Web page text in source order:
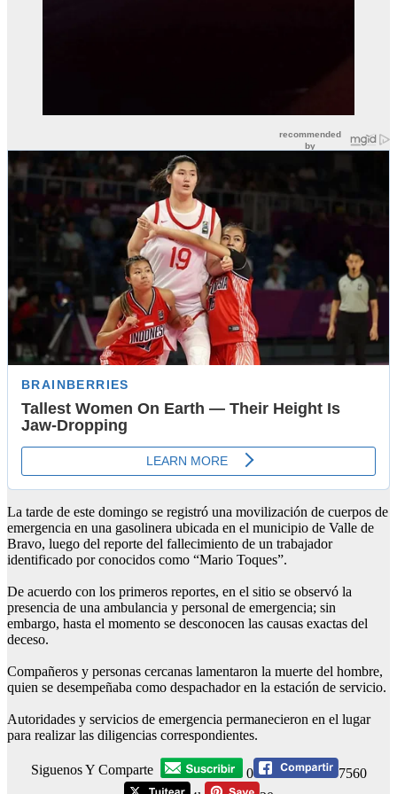
La tarde de este domingo se registró una movilización de cuerpos de
emergencia en una gasolinera ubicada en el municipio de Valle de
Bravo, luego del reporte del fallecimiento de un trabajador
identificado por conocidos como “Mario Toques”.
De acuerdo con los primeros reportes, en el sitio se observó la
presencia de una ambulancia y personal de emergencia; sin
embargo, hasta el momento se desconocen las causas exactas del
deceso.
Compañeros y personas cercanas lamentaron la muerte del hombre,
quien se desempeñaba como despachador en la estación de servicio.
Autoridades y servicios de emergencia permanecieron en el lugar
para realizar las diligencias correspondientes.
Siguenos Y Comparte 0
7560